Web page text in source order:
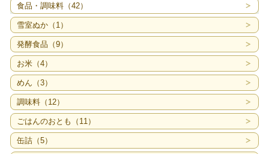
食品・調味料（42）
雪室ぬか（1）
発酵食品（9）
お米（4）
めん（3）
調味料（12）
ごはんのおとも（11）
缶詰（5）